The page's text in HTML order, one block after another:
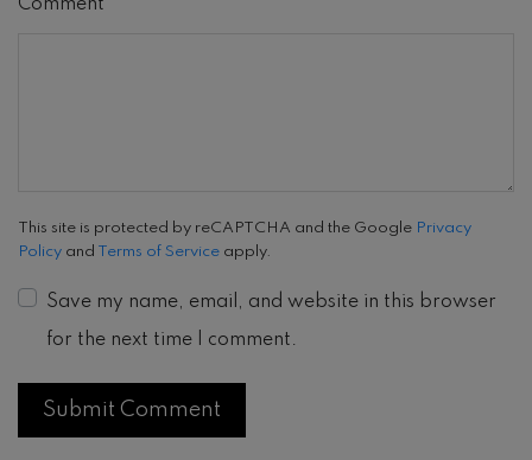
Comment
This site is protected by reCAPTCHA and the Google Privacy
Policy and Terms of Service apply.
Save my name, email, and website in this browser
for the next time I comment.